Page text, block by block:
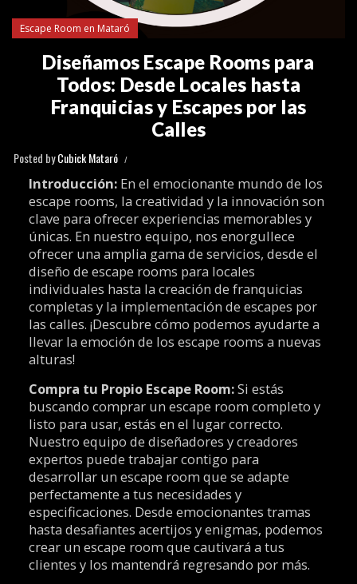
Escape Room en Mataró
Diseñamos Escape Rooms para
Todos: Desde Locales hasta
Franquicias y Escapes por las
Calles
Posted byCubick Mataró
Introducción:En el emocionante mundo de los
escape rooms, la creatividad y la innovación son
clave para ofrecer experiencias memorables y
únicas. En nuestro equipo, nos enorgullece
ofrecer una amplia gama de servicios, desde el
diseño de escape rooms para locales
individuales hasta la creación de franquicias
completas y la implementación de escapes por
las calles. ¡Descubre cómo podemos ayudarte a
llevar la emoción de los escape rooms a nuevas
alturas!
Compra tu Propio Escape Room:Si estás
buscando comprar un escape room completo y
listo para usar, estás en el lugar correcto.
Nuestro equipo de diseñadores y creadores
expertos puede trabajar contigo para
desarrollar un escape room que se adapte
perfectamente a tus necesidades y
especificaciones. Desde emocionantes tramas
hasta desafiantes acertijos y enigmas, podemos
crear un escape room que cautivará a tus
clientes y los mantendrá regresando por más.